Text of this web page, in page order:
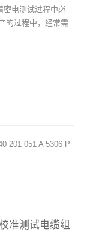
密电测试过程中必
的过程中，经常需
201 051 A 5306 P
准测试电缆组